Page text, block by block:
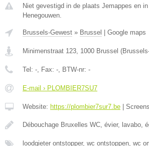
Niet gevestigd in de plaats Jemappes en
Henegouwen.
Brussels-Gewest » Brussel Google maps
Minimenstraat 123, 1000 Brussel (
Tel: -, Fax: -, BTW-nr: -
E-mail › PLOMBIER7SU7
Website: https://plombier7sur7.be
Débouchage Bruxelles WC, évier, lavabo,
loodgieter ontstopper, wc ontstoppen, wc